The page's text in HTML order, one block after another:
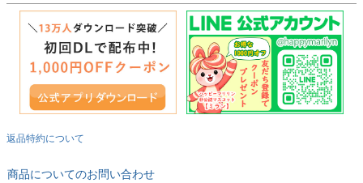
返品特約について
商品についてのお問い合わせ